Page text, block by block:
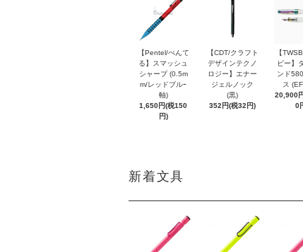
【Pentel/ぺんて
る】スマッシュ
シャープ (0.5m
m/レッドブルｰ
軸)
1,650円(税150
円)
【CDT/クラフト
デザインテクノ
ロジー】エナー
ジェルノック
(黒)
352円(税32円)
【
ビー】
ンド
ス
20,900
0
新着文具